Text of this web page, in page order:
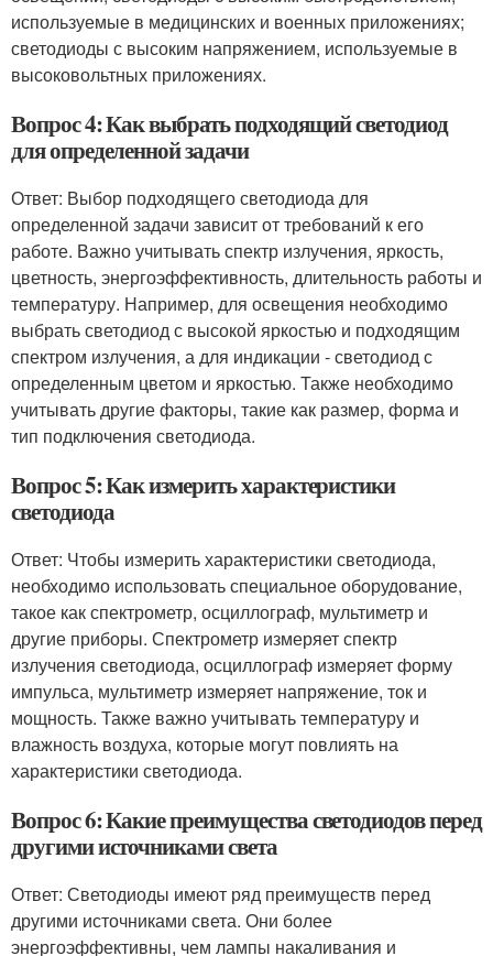
используемые в медицинских и военных приложениях;
светодиоды с высоким напряжением, используемые в
высоковольтных приложениях.
Вопрос 4: Как выбрать подходящий светодиод
для определенной задачи
Ответ: Выбор подходящего светодиода для
определенной задачи зависит от требований к его
работе. Важно учитывать спектр излучения, яркость,
цветность, энергоэффективность, длительность работы и
температуру. Например, для освещения необходимо
выбрать светодиод с высокой яркостью и подходящим
спектром излучения, а для индикации - светодиод с
определенным цветом и яркостью. Также необходимо
учитывать другие факторы, такие как размер, форма и
тип подключения светодиода.
Вопрос 5: Как измерить характеристики
светодиода
Ответ: Чтобы измерить характеристики светодиода,
необходимо использовать специальное оборудование,
такое как спектрометр, осциллограф, мультиметр и
другие приборы. Спектрометр измеряет спектр
излучения светодиода, осциллограф измеряет форму
импульса, мультиметр измеряет напряжение, ток и
мощность. Также важно учитывать температуру и
влажность воздуха, которые могут повлиять на
характеристики светодиода.
Вопрос 6: Какие преимущества светодиодов перед
другими источниками света
Ответ: Светодиоды имеют ряд преимуществ перед
другими источниками света. Они более
энергоэффективны, чем лампы накаливания и